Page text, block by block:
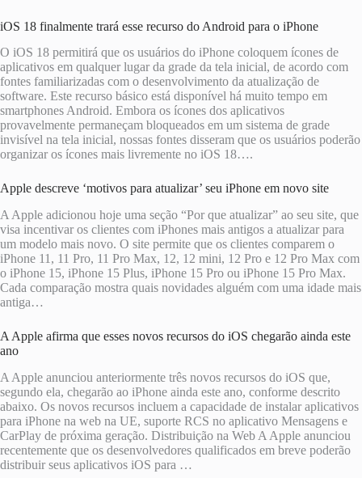
iOS 18 finalmente trará esse recurso do Android para o iPhone
O iOS 18 permitirá que os usuários do iPhone coloquem ícones de
aplicativos em qualquer lugar da grade da tela inicial, de acordo com
fontes familiarizadas com o desenvolvimento da atualização de
software. Este recurso básico está disponível há muito tempo em
smartphones Android. Embora os ícones dos aplicativos
provavelmente permaneçam bloqueados em um sistema de grade
invisível na tela inicial, nossas fontes disseram que os usuários poderão
organizar os ícones mais livremente no iOS 18….
Apple descreve ‘motivos para atualizar’ seu iPhone em novo site
A Apple adicionou hoje uma seção “Por que atualizar” ao seu site, que
visa incentivar os clientes com iPhones mais antigos a atualizar para
um modelo mais novo. O site permite que os clientes comparem o
iPhone 11, 11 Pro, 11 Pro Max, 12, 12 mini, 12 Pro e 12 Pro Max com
o iPhone 15, iPhone 15 Plus, iPhone 15 Pro ou iPhone 15 Pro Max.
Cada comparação mostra quais novidades alguém com uma idade mais
antiga…
A Apple afirma que esses novos recursos do iOS chegarão ainda este
ano
A Apple anunciou anteriormente três novos recursos do iOS que,
segundo ela, chegarão ao iPhone ainda este ano, conforme descrito
abaixo. Os novos recursos incluem a capacidade de instalar aplicativos
para iPhone na web na UE, suporte RCS no aplicativo Mensagens e
CarPlay de próxima geração. Distribuição na Web A Apple anunciou
recentemente que os desenvolvedores qualificados em breve poderão
distribuir seus aplicativos iOS para …